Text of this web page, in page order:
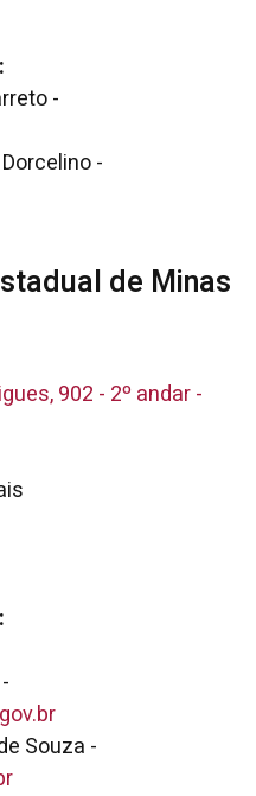
-
-
de Minas
902 - 2º andar -
Souza -